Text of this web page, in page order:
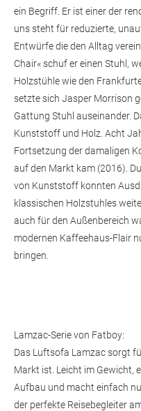
ein Begriff. Er ist einer der
uns steht für reduzierte,
Entwürfe die den Alltag
Chair« schuf er einen Stuhl,
Holzstühle wie den
setzte sich Jasper Morrison
Gattung Stuhl auseinander.
Kunststoff und Holz. Acht
Fortsetzung der damaligen
auf den Markt kam (2016).
von Kunststoff konnten
klassischen Holzstuhles
auch für den Außenbereich
modernen Kaffeehaus-Flair
bringen.
Lamzac-Serie von Fatboy:
Das Luftsofa Lamzac sorgt
Markt ist. Leicht im Gewicht,
Aufbau und macht einfach
der perfekte Reisebegleiter